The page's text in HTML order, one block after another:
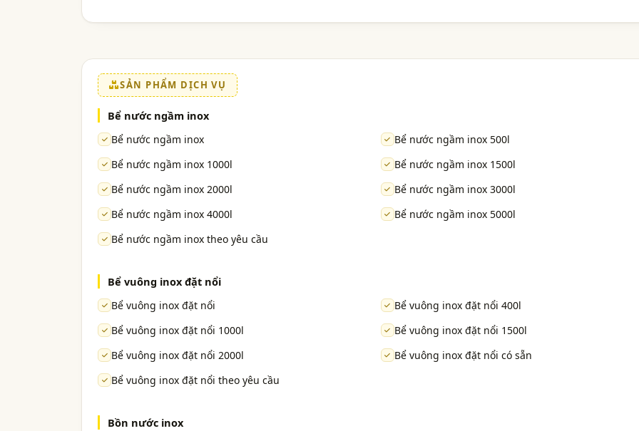
SẢN PHẨM DỊCH VỤ
Bể nước ngầm inox
Bể nước ngầm inox
Bể nước ngầm inox 500l
Bể nước ngầm inox 1000l
Bể nước ngầm inox 1500l
Bể nước ngầm inox 2000l
Bể nước ngầm inox 3000l
Bể nước ngầm inox 4000l
Bể nước ngầm inox 5000l
Bể nước ngầm inox theo yêu cầu
Bể vuông inox đặt nổi
Bể vuông inox đặt nổi
Bể vuông inox đặt nổi 400l
Bể vuông inox đặt nổi 1000l
Bể vuông inox đặt nổi 1500l
Bể vuông inox đặt nổi 2000l
Bể vuông inox đặt nổi có sẵn
Bể vuông inox đặt nổi theo yêu cầu
Bồn nước inox